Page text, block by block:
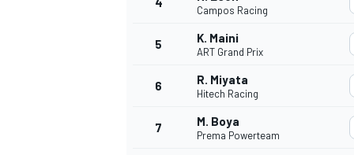
Campos Racing
5 K. Maini
ART Grand Prix
6 R. Miyata
Hitech Racing
7 M. Boya
Prema Powerteam